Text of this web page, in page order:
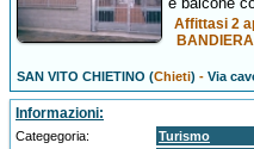
Affittasi 2
SAN VITO CHIETINO (Chieti) -Via
Informazioni:
Categegoria:
Turismo